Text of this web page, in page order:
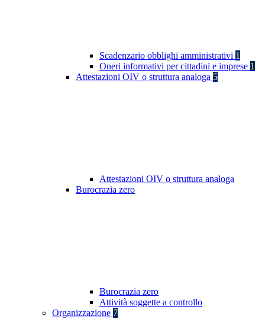
Scadenzario obblighi amministrativi 1
Oneri informativi per cittadini e imprese 1
Attestazioni OIV o struttura analoga 5
Attestazioni OIV o struttura analoga
Burocrazia zero
Burocrazia zero
Attività soggette a controllo
Organizzazione 7